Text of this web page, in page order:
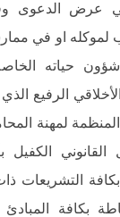
عرض الدعوى
لموكله او في
حياته
الأخلاقي الرفيع
لمهنة
القانوني الكفيل
التشريعات
بكافة المبادئ